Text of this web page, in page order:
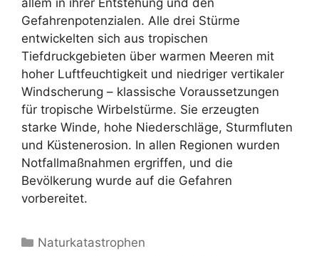
allem in ihrer Entstehung und den
Gefahrenpotenzialen. Alle drei Stürme
entwickelten sich aus tropischen
Tiefdruckgebieten über warmen Meeren mit
hoher Luftfeuchtigkeit und niedriger vertikaler
Windscherung – klassische Voraussetzungen
für tropische Wirbelstürme. Sie erzeugten
starke Winde, hohe Niederschläge, Sturmfluten
und Küstenerosion. In allen Regionen wurden
Notfallmaßnahmen ergriffen, und die
Bevölkerung wurde auf die Gefahren
vorbereitet.
Kategorien
Naturkatastrophen